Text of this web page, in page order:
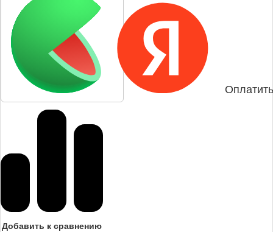
Добавить к сравнению